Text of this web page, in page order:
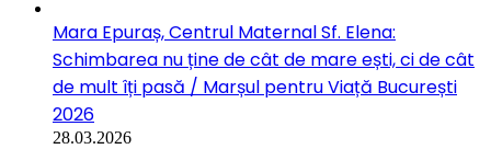
Mara Epuraș, Centrul Maternal Sf. Elena:
Schimbarea nu ține de cât de mare ești, ci de cât
de mult îți pasă / Marșul pentru Viață București
2026
28.03.2026